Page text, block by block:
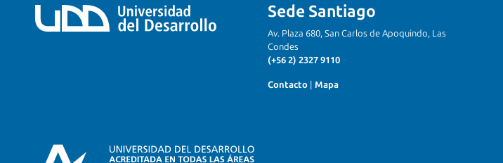
Sede Santiago
Av. Plaza 680, San Carlos de Apoquindo, Las
Condes
(+56 2) 2327 9110
Contacto | Mapa